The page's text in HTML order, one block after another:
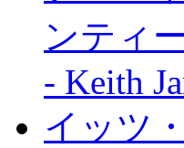
ンティ
- Keith
イッツ